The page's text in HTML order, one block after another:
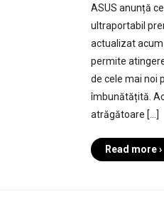
ASUS anunță
ultraportabil
actualizat
permite
de cele mai noi
îmbunătățită.
atrăgătoare […]
Read more ›